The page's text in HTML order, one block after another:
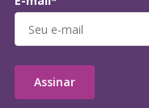
Assinar